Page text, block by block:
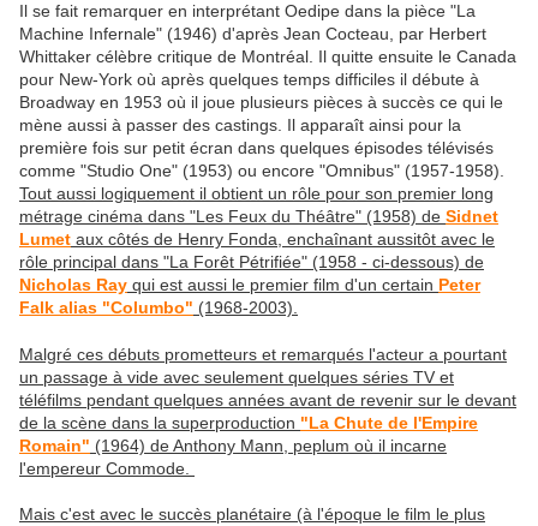
Il se fait remarquer en interprétant Oedipe dans la pièce "La
Machine Infernale" (1946) d'après Jean Cocteau, par Herbert
Whittaker célèbre critique de Montréal. Il quitte ensuite le Canada
pour New-York où après quelques temps difficiles il débute à
Broadway en 1953 où il joue plusieurs pièces à succès ce qui le
mène aussi à passer des castings. Il apparaît ainsi pour la
première fois sur petit écran dans quelques épisodes télévisés
comme "Studio One" (1953) ou encore "Omnibus" (1957-1958).
Tout aussi logiquement il obtient un rôle pour son premier long
métrage cinéma dans "Les Feux du Théâtre" (1958) de Sidnet
Lumet aux côtés de Henry Fonda, enchaînant aussitôt avec le
rôle principal dans "La Forêt Pétrifiée" (1958 - ci-dessous) de
Nicholas Ray qui est aussi le premier film d'un certain Peter
Falk alias "Columbo" (1968-2003).
Malgré ces débuts prometteurs et remarqués l'acteur a pourtant
un passage à vide avec seulement quelques séries TV et
téléfilms pendant quelques années avant de revenir sur le devant
de la scène dans la superproduction "La Chute de l'Empire
Romain" (1964) de Anthony Mann, peplum où il incarne
l'empereur Commode.
Mais c'est avec le succès planétaire (à l'époque le film le plus